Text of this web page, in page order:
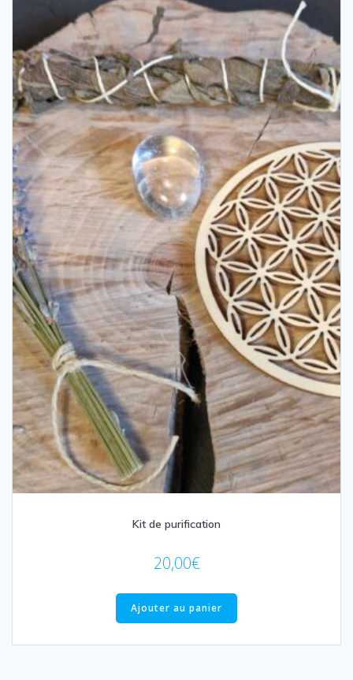
Kit de purification
20,00€
Ajouter au panier